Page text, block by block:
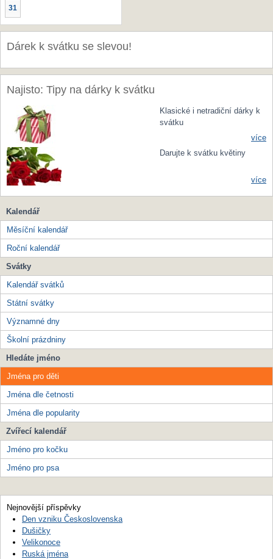
31
Dárek k svátku se slevou!
Najisto: Tipy na dárky k svátku
Klasické i netradiční dárky k
svátku
více
Darujte k svátku květiny
více
Kalendář
Měsíční kalendář
Roční kalendář
Svátky
Kalendář svátků
Státní svátky
Významné dny
Školní prázdniny
Hledáte jméno
Jména pro děti
Jména dle četnosti
Jména dle popularity
Zvířecí kalendář
Jméno pro kočku
Jméno pro psa
Nejnovější příspěvky
Den vzniku Československa
Dušičky
Velikonoce
Ruská jména